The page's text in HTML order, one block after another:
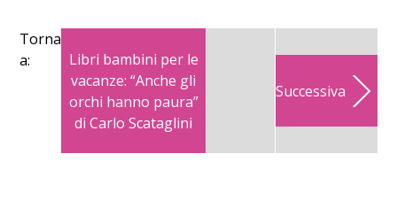
Torna
a:
Libri bambini per le
vacanze: “Anche gli
orchi hanno paura”
di Carlo Scataglini
Successiva